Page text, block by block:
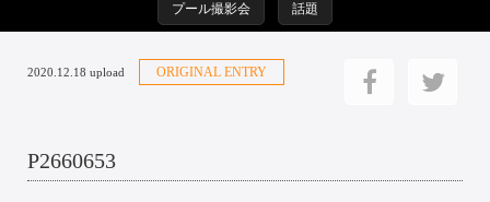
プール撮影会 話題
2020.12.18 upload ORIGINAL ENTRY
P2660653